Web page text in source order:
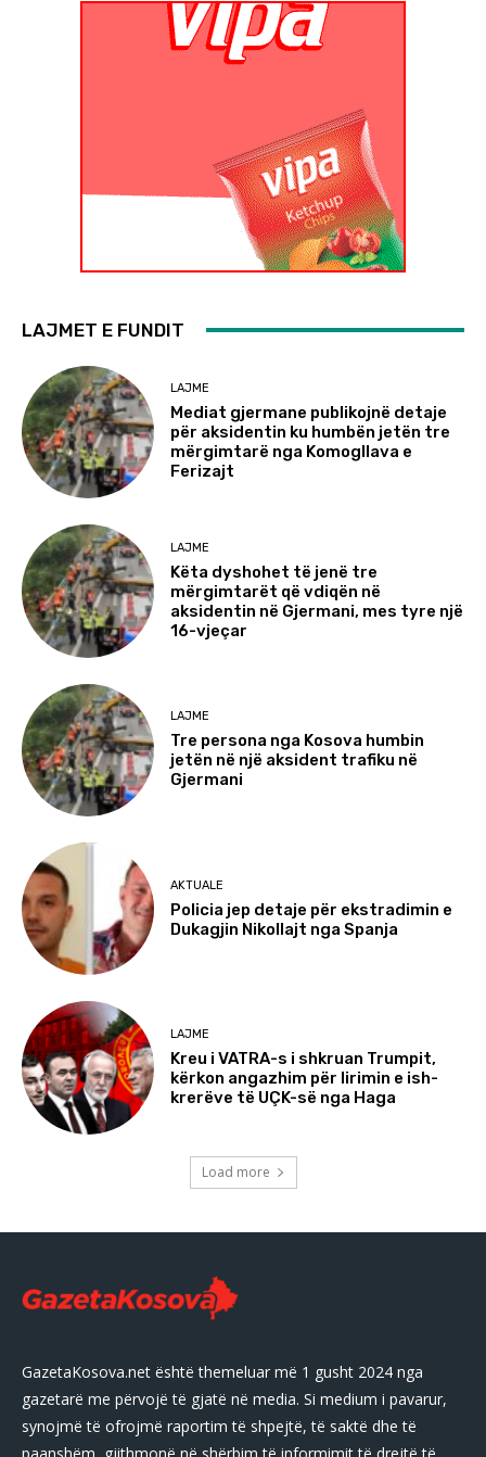
LAJMET E FUNDIT
LAJME
Mediat gjermane publikojnë detaje
për aksidentin ku humbën jetën tre
mërgimtarë nga Komogllava e
Ferizajt
LAJME
Këta dyshohet të jenë tre
mërgimtarët që vdiqën në
aksidentin në Gjermani, mes tyre një
16-vjeçar
LAJME
Tre persona nga Kosova humbin
jetën në një aksident trafiku në
Gjermani
AKTUALE
Policia jep detaje për ekstradimin e
Dukagjin Nikollajt nga Spanja
LAJME
Kreu i VATRA-s i shkruan Trumpit,
kërkon angazhim për lirimin e ish-
krerëve të UÇK-së nga Haga
Load more
GazetaKosova.net është themeluar më 1 gusht 2024 nga
gazetarë me përvojë të gjatë në media. Si medium i pavarur,
synojmë të ofrojmë raportim të shpejtë, të saktë dhe të